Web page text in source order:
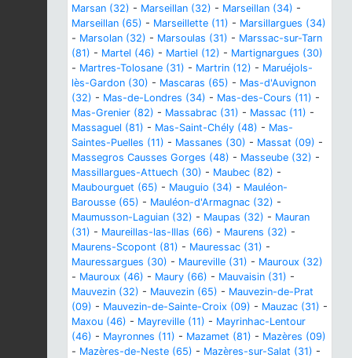
Marsan (32) - Marseillan (32) - Marseillan (34) -
Marseillan (65) - Marseillette (11) - Marsillargues (34)
- Marsolan (32) - Marsoulas (31) - Marssac-sur-Tarn
(81) - Martel (46) - Martiel (12) - Martignargues (30)
- Martres-Tolosane (31) - Martrin (12) - Maruéjols-
lès-Gardon (30) - Mascaras (65) - Mas-d'Auvignon
(32) - Mas-de-Londres (34) - Mas-des-Cours (11) -
Mas-Grenier (82) - Massabrac (31) - Massac (11) -
Massaguel (81) - Mas-Saint-Chély (48) - Mas-
Saintes-Puelles (11) - Massanes (30) - Massat (09) -
Massegros Causses Gorges (48) - Masseube (32) -
Massillargues-Attuech (30) - Maubec (82) -
Maubourguet (65) - Mauguio (34) - Mauléon-
Barousse (65) - Mauléon-d'Armagnac (32) -
Maumusson-Laguian (32) - Maupas (32) - Mauran
(31) - Maureillas-las-Illas (66) - Maurens (32) -
Maurens-Scopont (81) - Mauressac (31) -
Mauressargues (30) - Maureville (31) - Mauroux (32)
- Mauroux (46) - Maury (66) - Mauvaisin (31) -
Mauvezin (32) - Mauvezin (65) - Mauvezin-de-Prat
(09) - Mauvezin-de-Sainte-Croix (09) - Mauzac (31) -
Maxou (46) - Mayreville (11) - Mayrinhac-Lentour
(46) - Mayronnes (11) - Mazamet (81) - Mazères (09)
- Mazères-de-Neste (65) - Mazères-sur-Salat (31) -